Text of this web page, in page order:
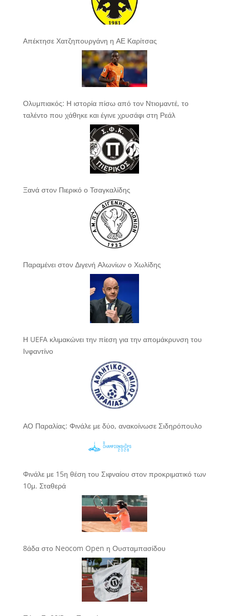
Απέκτησε Χατζηπουργάνη η ΑΕ Καρίτσας
Ολυμπιακός: Η ιστορία πίσω από τον Ντιομαντέ, το
ταλέντο που χάθηκε και έγινε χρυσάφι στη Ρεάλ
Ξανά στον Πιερικό ο Τσαγκαλίδης
Παραμένει στον Διγενή Αλωνίων ο Χωλίδης
Η UEFA κλιμακώνει την πίεση για την απομάκρυνση του
Ινφαντίνο
ΑΟ Παραλίας: Φινάλε με δύο, ανακοίνωσε Σιδηρόπουλο
Φινάλε με 15η θέση του Σιφναίου στον προκριματικό των
10μ. Σταθερά
8άδα στο Neocom Open η Ουσταμπασίδου